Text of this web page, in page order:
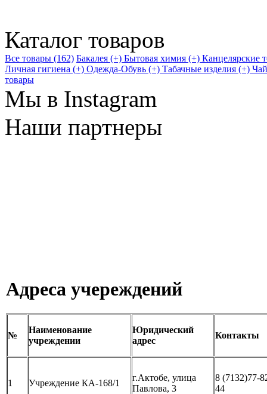
Каталог товаров
Все товары (162) Бакалея (+) Бытовая химия (+) Канцелярские
Личная гигиена (+) Одежда-Обувь (+) Табачные изделия (+)
товары
Мы в Instagram
Наши партнеры
Адреса учереждений
№
Наименование
учреждении
Юридический
адрес
Контакты
1 Учреждение КА-168/1
г.Актобе, улица
Павлова, 3
8 (7132)77-
44